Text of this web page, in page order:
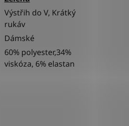
Výstřih do V, Krátký
rukáv
Dámské
60% polyester,34%
viskóza, 6% elastan